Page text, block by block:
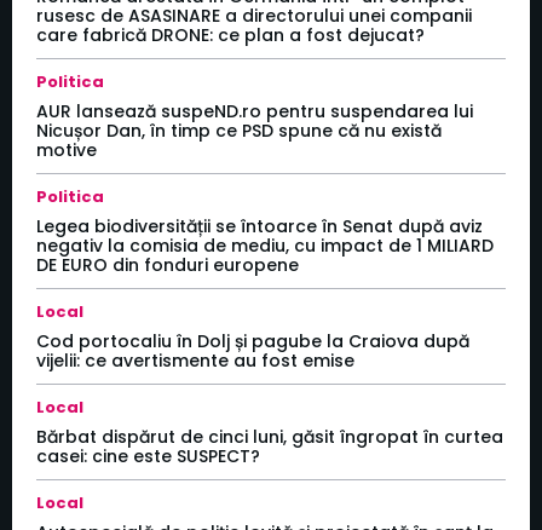
rusesc de ASASINARE a directorului unei companii
care fabrică DRONE: ce plan a fost dejucat?
Politica
AUR lansează suspeND.ro pentru suspendarea lui
Nicușor Dan, în timp ce PSD spune că nu există
motive
Politica
Legea biodiversității se întoarce în Senat după aviz
negativ la comisia de mediu, cu impact de 1 MILIARD
DE EURO din fonduri europene
Local
Cod portocaliu în Dolj și pagube la Craiova după
vijelii: ce avertismente au fost emise
Local
Bărbat dispărut de cinci luni, găsit îngropat în curtea
casei: cine este SUSPECT?
Local